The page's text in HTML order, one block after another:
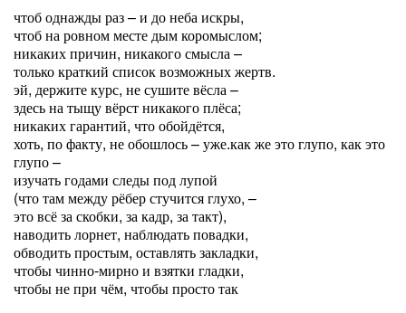
чтоб однажды раз – и до неба искры,
чтоб на ровном месте дым коромыслом;
никаких причин, никакого смысла –
только краткий список возможных жертв.
эй, держите курс, не сушите вёсла –
здесь на тыщу вёрст никакого плёса;
никаких гарантий, что обойдётся,
хоть, по факту, не обошлось – уже.как же это глупо, как это
глупо –
изучать годами следы под лупой
(что там между рёбер стучится глухо, –
это всё за скобки, за кадр, за такт),
наводить лорнет, наблюдать повадки,
обводить простым, оставлять закладки,
чтобы чинно-мирно и взятки гладки,
чтобы не при чём, чтобы просто так